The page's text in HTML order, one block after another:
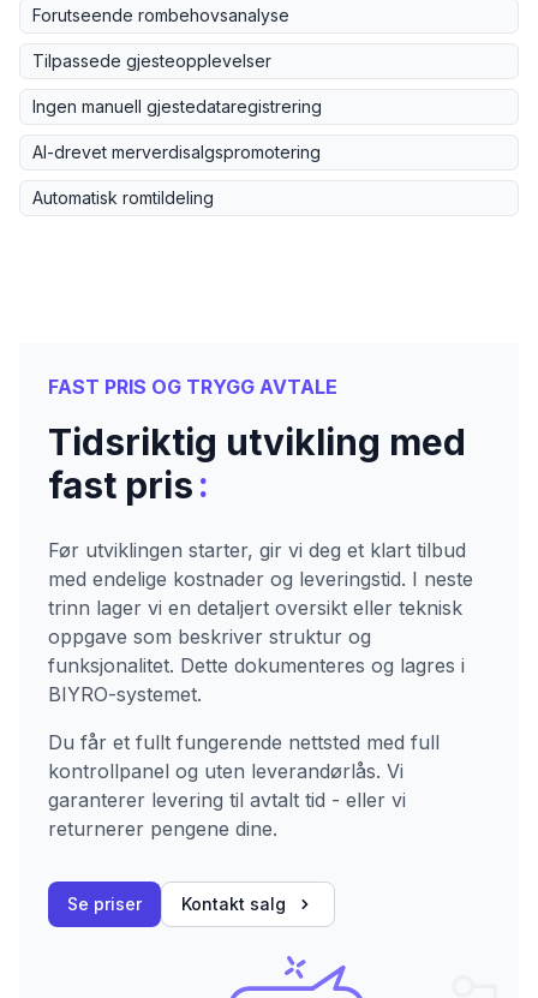
Forutseende rombehovsanalyse
Tilpassede gjesteopplevelser
Ingen manuell gjestedataregistrering
AI-drevet merverdisalgspromotering
Automatisk romtildeling
FAST PRIS OG TRYGG AVTALE
Tidsriktig utvikling med
fast pris:
Før utviklingen starter, gir vi deg et klart tilbud
med endelige kostnader og leveringstid. I neste
trinn lager vi en detaljert oversikt eller teknisk
oppgave som beskriver struktur og
funksjonalitet. Dette dokumenteres og lagres i
BIYRO-systemet.
Du får et fullt fungerende nettsted med full
kontrollpanel og uten leverandørlås. Vi
garanterer levering til avtalt tid - eller vi
returnerer pengene dine.
Se priser Kontakt salg